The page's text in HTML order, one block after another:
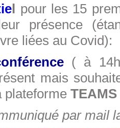
l pour les 15
présence
liées au Covid):
( à
mais
plateforme TEAMS
par mail